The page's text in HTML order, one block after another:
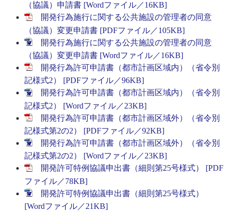
（協議）申請書 [Wordファイル／16KB]
開発行為施行に関する公共施設の管理者の同意
（協議）変更申請書 [PDFファイル／105KB]
開発行為施行に関する公共施設の管理者の同意
（協議）変更申請書 [Wordファイル／16KB]
開発行為許可申請書（都市計画区域内）（省令別
記様式2） [PDFファイル／96KB]
開発行為許可申請書（都市計画区域内）（省令別
記様式2） [Wordファイル／23KB]
開発行為許可申請書（都市計画区域外）（省令別
記様式第2の2） [PDFファイル／92KB]
開発行為許可申請書（都市計画区域外）（省令別
記様式第2の2） [Wordファイル／23KB]
開発許可特例協議申出書（細則第25号様式） [PDF
ファイル／78KB]
開発許可特例協議申出書（細則第25号様式）
[Wordファイル／21KB]